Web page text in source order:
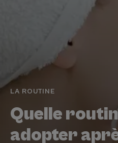
LA ROUTINE
Quelle
adopter